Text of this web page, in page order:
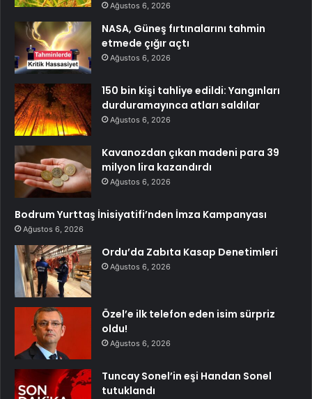
Ağustos 6, 2026
NASA, Güneş fırtınalarını tahmin
etmede çığır açtı
Ağustos 6, 2026
150 bin kişi tahliye edildi: Yangınları
durduramayınca atları saldılar
Ağustos 6, 2026
Kavanozdan çıkan madeni para 39
milyon lira kazandırdı
Ağustos 6, 2026
Bodrum Yurttaş İnisiyatifi’nden İmza Kampanyası
Ağustos 6, 2026
Ordu’da Zabıta Kasap Denetimleri
Ağustos 6, 2026
Özel’e ilk telefon eden isim sürpriz
oldu!
Ağustos 6, 2026
Tuncay Sonel’in eşi Handan Sonel
tutuklandı